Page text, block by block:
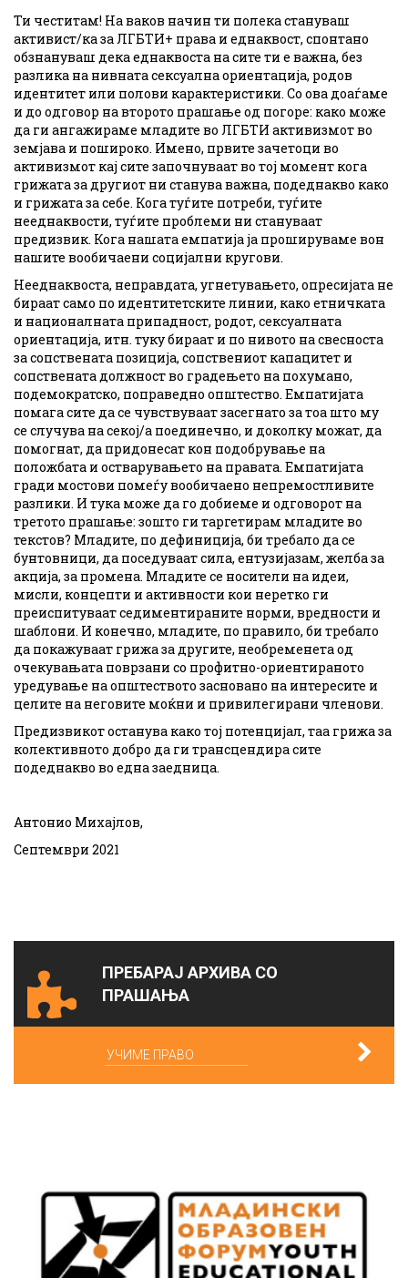
Ти честитам! На ваков начин ти полека стануваш
активист/ка за ЛГБТИ+ права и еднаквост, спонтано
обзнануваш дека еднаквоста на сите ти е важна, без
разлика на нивната сексуална ориентација, родов
идентитет или полови карактеристики. Со ова доаѓаме
и до одговор на второто прашање од погоре: како може
да ги ангажираме младите во ЛГБТИ активизмот во
земјава и пошироко. Имено, првите зачетоци во
активизмот кај сите започнуваат во тој момент кога
грижата за другиот ни станува важна, подеднакво како
и грижата за себе. Кога туѓите потреби, туѓите
нееднаквости, туѓите проблеми ни стануваат
предизвик. Кога нашата емпатија ја прошируваме вон
нашите вообичаени социјални кругови.
Нееднаквоста, неправдата, угнетувањето, опресијата не
бираат само по идентитетските линии, како етничката
и националната припадност, родот, сексуалната
ориентација, итн. туку бираат и по нивото на свесноста
за сопствената позиција, сопствениот капацитет и
сопствената должност во градењето на похумано,
подемократско, поправедно општество. Емпатијата
помага сите да се чувствуваат засегнато за тоа што му
се случува на секој/а поединечно, и доколку можат, да
помогнат, да придонесат кон подобрување на
положбата и остварувањето на правата. Емпатијата
гради мостови помеѓу вообичаено непремостливите
разлики. И тука може да го добиеме и одговорот на
третото прашање: зошто ги таргетирам младите во
текстов? Младите, по дефиниција, би требало да се
бунтовници, да поседуваат сила, ентузијазам, желба за
акција, за промена. Младите се носители на идеи,
мисли, концепти и активности кои неретко ги
преиспитуваат седиментираните норми, вредности и
шаблони. И конечно, младите, по правило, би требало
да покажуваат грижа за другите, необременета од
очекувањата поврзани со профитно-ориентираното
уредување на општеството засновано на интересите и
целите на неговите моќни и привилегирани членови.
Предизвикот останува како тој потенцијал, таа грижа за
колективното добро да ги трансцендира сите
подеднакво во една заедница.
Антонио Михајлов,
Септември 2021
ПРЕБАРАЈ АРХИВА СО
ПРАШАЊА